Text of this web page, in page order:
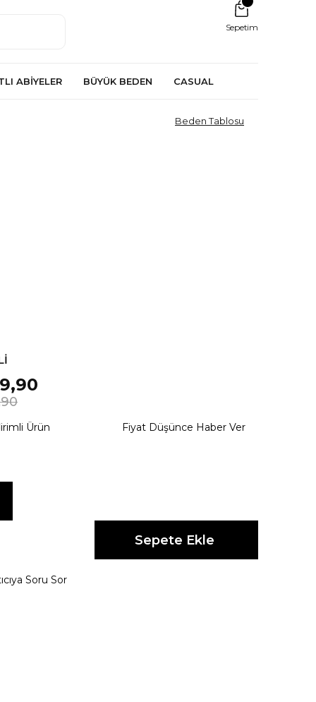
Sepetim
ABİYELER BÜYÜK BEDEN CASUAL
Ürün
Fiyat Düşünce Haber Ver
Soru Sor
Beden Tablosu